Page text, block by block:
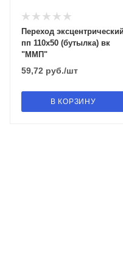
Переход эксцентрический
пп 110х50 (бутылка) вк
"ММП"
59,72 руб./шт
В КОРЗИНУ